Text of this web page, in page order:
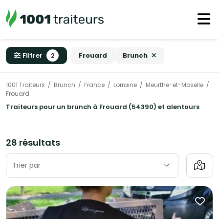
Filtrer 2 Frouard Brunch
1001 Traiteurs Brunch France Lorraine
Meurthe-et-Moselle
Frouard
Traiteurs pour un brunch à Frouard (54390) et alentours
28 résultats
Trier par